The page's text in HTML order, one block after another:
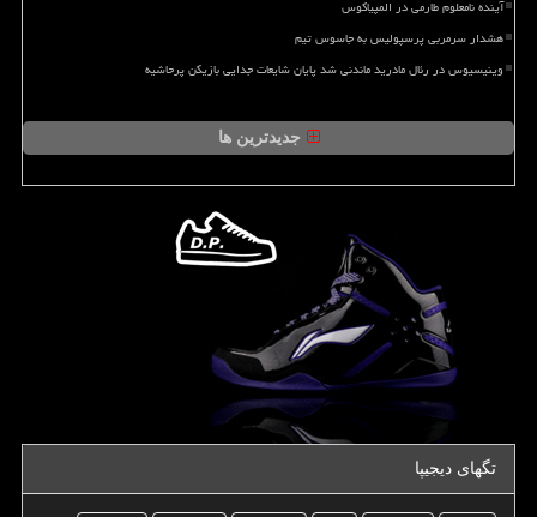
آینده نامعلوم طارمی در المپیاکوس
هشدار سرمربی پرسپولیس به جاسوس تیم
وینیسیوس در رئال مادرید ماندنی شد پایان شایعات جدایی بازیکن پرحاشیه
جدیدترین ها
تگهای دیجیپا